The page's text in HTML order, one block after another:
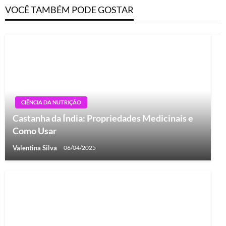
VOCÊ TAMBÉM PODE GOSTAR
CIÊNCIA DA NUTRIÇÃO
Castanha da Índia: Propriedades Medicinais e
Como Usar
Valentina Silva 06/04/2025